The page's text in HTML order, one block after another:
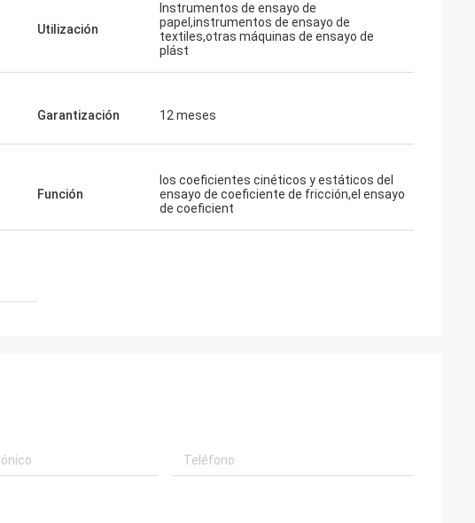
Utilización
Instrumentos de ensayo de
papel,instrumentos de ensayo de
textiles,otras máquinas de ensayo de
plást
Garantización 12 meses
Función
los coeficientes cinéticos y estáticos del
ensayo de coeficiente de fricción,el ensayo
de coeficient